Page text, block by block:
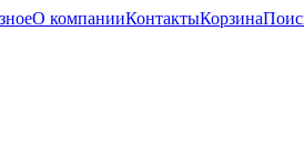
О компанииКонтактыКорзина